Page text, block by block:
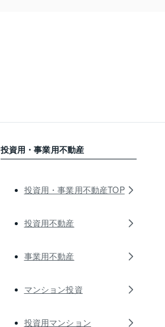
投資用・事業用不動産
投資用・事業用不動産TOP
投資用不動産
事業用不動産
マンション投資
投資用マンション